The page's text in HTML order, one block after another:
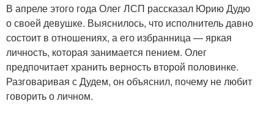
В апреле этого года Олег ЛСП рассказал Юрию Дудю
о своей девушке. Выяснилось, что исполнитель давно
состоит в отношениях, а его избранница — яркая
личность, которая занимается пением. Олег
предпочитает хранить верность второй половинке.
Разговаривая с Дудем, он объяснил, почему не любит
говорить о личном.